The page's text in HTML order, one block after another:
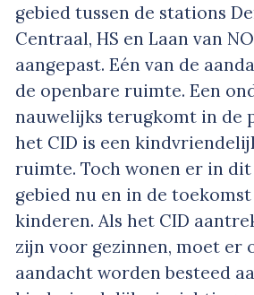
gebied tussen de stations
Centraal, HS en Laan van
aangepast. Eén van de
de openbare ruimte. Een
nauwelijks terugkomt in de
het CID is een
ruimte. Toch wonen er in
gebied nu en in de
kinderen. Als het CID
zijn voor gezinnen, moet er
aandacht worden besteed